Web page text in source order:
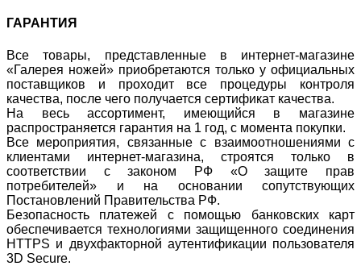
ГАРАНТИЯ
Все товары, представленные в интернет-магазине
«Галерея ножей» приобретаются только у официальных
поставщиков и проходит все процедуры контроля
качества, после чего получается сертификат качества.
На весь ассортимент, имеющийся в магазине
распространяется гарантия на 1 год, с момента покупки.
Все мероприятия, связанные с взаимоотношениями с
клиентами интернет-магазина, строятся только в
соответствии с законом РФ «О защите прав
потребителей» и на основании сопутствующих
Постановлений Правительства РФ.
Безопасность платежей с помощью банковских карт
обеспечивается технологиями защищенного соединения
HTTPS и двухфакторной аутентификации пользователя
3D Secure.